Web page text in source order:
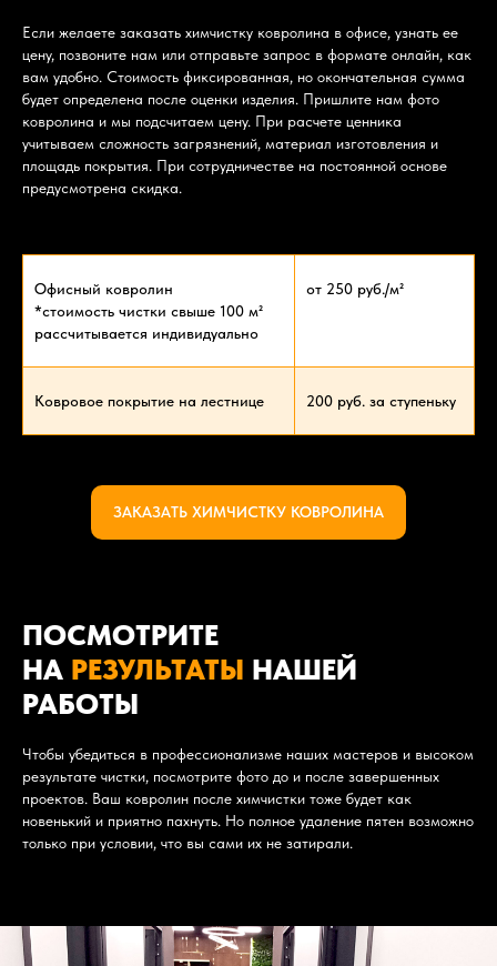
Если желаете заказать химчистку ковролина в офисе, узнать ее
цену, позвоните нам или отправьте запрос в формате онлайн, как
вам удобно. Стоимость фиксированная, но окончательная сумма
будет определена после оценки изделия. Пришлите нам фото
ковролина и мы подсчитаем цену. При расчете ценника
учитываем сложность загрязнений, материал изготовления и
площадь покрытия. При сотрудничестве на постоянной основе
предусмотрена скидка.
Офисный ковролин
*стоимость чистки свыше 100 м²
рассчитывается индивидуально
от 250 руб./м²
Ковровое покрытие на лестнице 200 руб. за ступеньку
ЗАКАЗАТЬ ХИМЧИСТКУ КОВРОЛИНА
ПОСМОТРИТЕ
НА РЕЗУЛЬТАТЫ НАШЕЙ
РАБОТЫ
Чтобы убедиться в профессионализме наших мастеров и высоком
результате чистки, посмотрите фото до и после завершенных
проектов. Ваш ковролин после химчистки тоже будет как
новенький и приятно пахнуть. Но полное удаление пятен возможно
только при условии, что вы сами их не затирали.